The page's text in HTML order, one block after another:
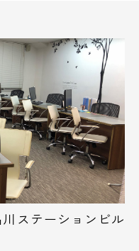
ステーションビル